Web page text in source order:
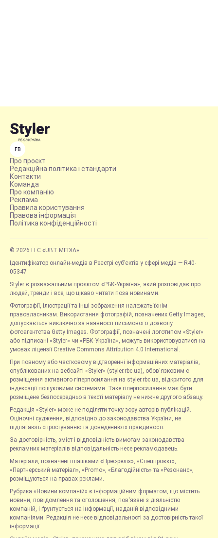
FB
Про проєкт
Редакційна політика і стандарти
Контакти
Команда
Про компанію
Реклама
Правила користування
Правова інформація
Політика конфіденційності
© 2026 LLC «UBT MEDIA»
Ідентифікатор онлайн-медіа в Реєстрі суб’єктів у сфері медіа — R40-
05347
Styler є розважальним проєктом «РБК-Україна», який розповідає про
людей, тренди і все, що цікаво читати поза новинами.
Фотографії, ілюстрації та інші зображення належать їхнім
правовласникам. Використання фотографій, позначених Getty Images,
допускається виключно за наявності письмового дозволу
фотоагентства Getty Images. Фотографії, позначені логотипом «Styler»
або підписані «Styler» чи «РБК-Україна», можуть використовуватися на
умовах ліцензії Creative Commons Attribution 4.0 International.
При повному або частковому відтворенні інформаційних матеріалів,
опублікованих на вебсайті «Styler» (styler.rbc.ua), обов'язковим є
розміщення активного гіперпосилання на styler.rbc.ua, відкритого для
індексації пошуковими системами. Таке гіперпосилання має бути
розміщене безпосередньо в тексті матеріалу не нижче другого абзацу.
Редакція «Styler» може не поділяти точку зору авторів публікацій.
Оціночні судження, відповідно до законодавства України, не
підлягають спростуванню та доведенню їх правдивості.
За достовірність, зміст і відповідність вимогам законодавства
рекламних матеріалів відповідальність несе рекламодавець.
Матеріали, позначені плашками «Прес-реліз», «Спецпроєкт»,
«Партнерський матеріал», «Promo», «Благодійність» та «Резонанс»,
розміщуються на правах реклами.
Рубрика «Новини компаній» є інформаційним форматом, що містить
новини, повідомлення та оголошення, пов'язані з діяльністю
компаній, і ґрунтується на інформації, наданій відповідними
компаніями. Редакція не несе відповідальності за достовірність такої
інформації.